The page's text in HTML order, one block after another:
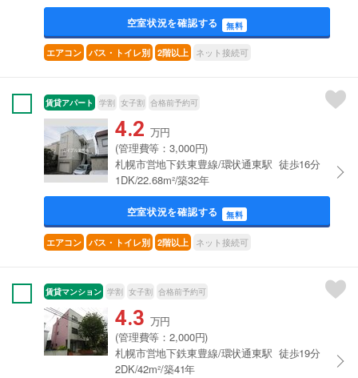
空室状況を確認する 無料
エアコン バス・トイレ別 2階以上 ネット接続可
賃貸アパート 学割 女子割 合格前予約可
4.2 万円
(管理費等：3,000円)
札幌市営地下鉄東豊線/環状通東駅 徒歩16分
1DK/22.68m²/築32年
空室状況を確認する 無料
エアコン バス・トイレ別 2階以上 ネット接続可
賃貸マンション 学割 女子割 合格前予約可
4.3 万円
(管理費等：2,000円)
札幌市営地下鉄東豊線/環状通東駅 徒歩19分
2DK/42m²/築41年